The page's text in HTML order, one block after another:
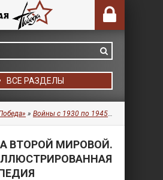
ВСЕ РАЗДЕЛЫ
» Войны с 1930 по 1945 гг.
ВТОРОЙ МИРОВОЙ.